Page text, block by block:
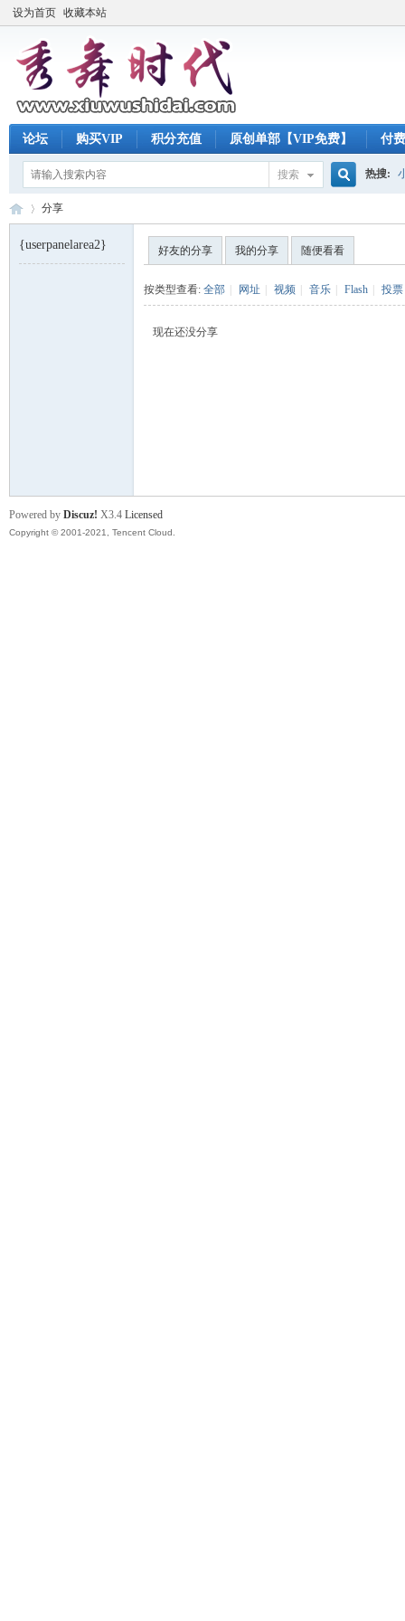
设为首页 收藏本站
论坛 购买VIP 积分充值 原创单部【VIP免费】 付
搜索 热搜:
分享
{userpanelarea2} 好友的分享 我的分享 随便看看
按类型查看: 全部 网址 视频 音乐 Flash 投票
现在还没分享
Powered by Discuz! X3.4 Licensed
Copyright © 2001-2021, Tencent Cloud.